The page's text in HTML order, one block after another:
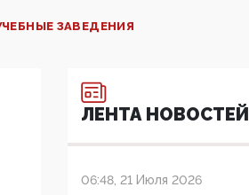
ЗАВЕДЕНИЯ
ЛЕНТА НОВОСТЕЙ
06:48, 21 Июля 2026